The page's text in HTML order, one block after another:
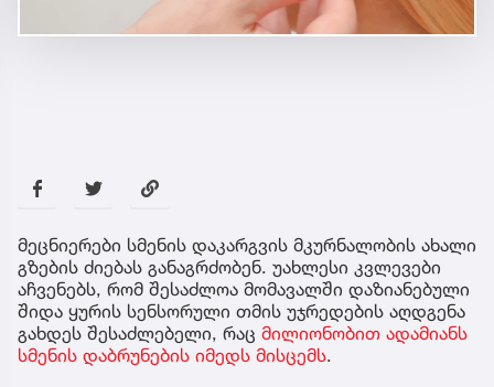
მეცნიერები სმენის დაკარგვის მკურნალობის ახალი
გზების ძიებას განაგრძობენ. უახლესი კვლევები
აჩვენებს, რომ შესაძლოა მომავალში დაზიანებული
შიდა ყურის სენსორული თმის უჯრედების აღდგენა
გახდეს შესაძლებელი, რაც მილიონობით ადამიანს
სმენის დაბრუნების იმედს მისცემს.